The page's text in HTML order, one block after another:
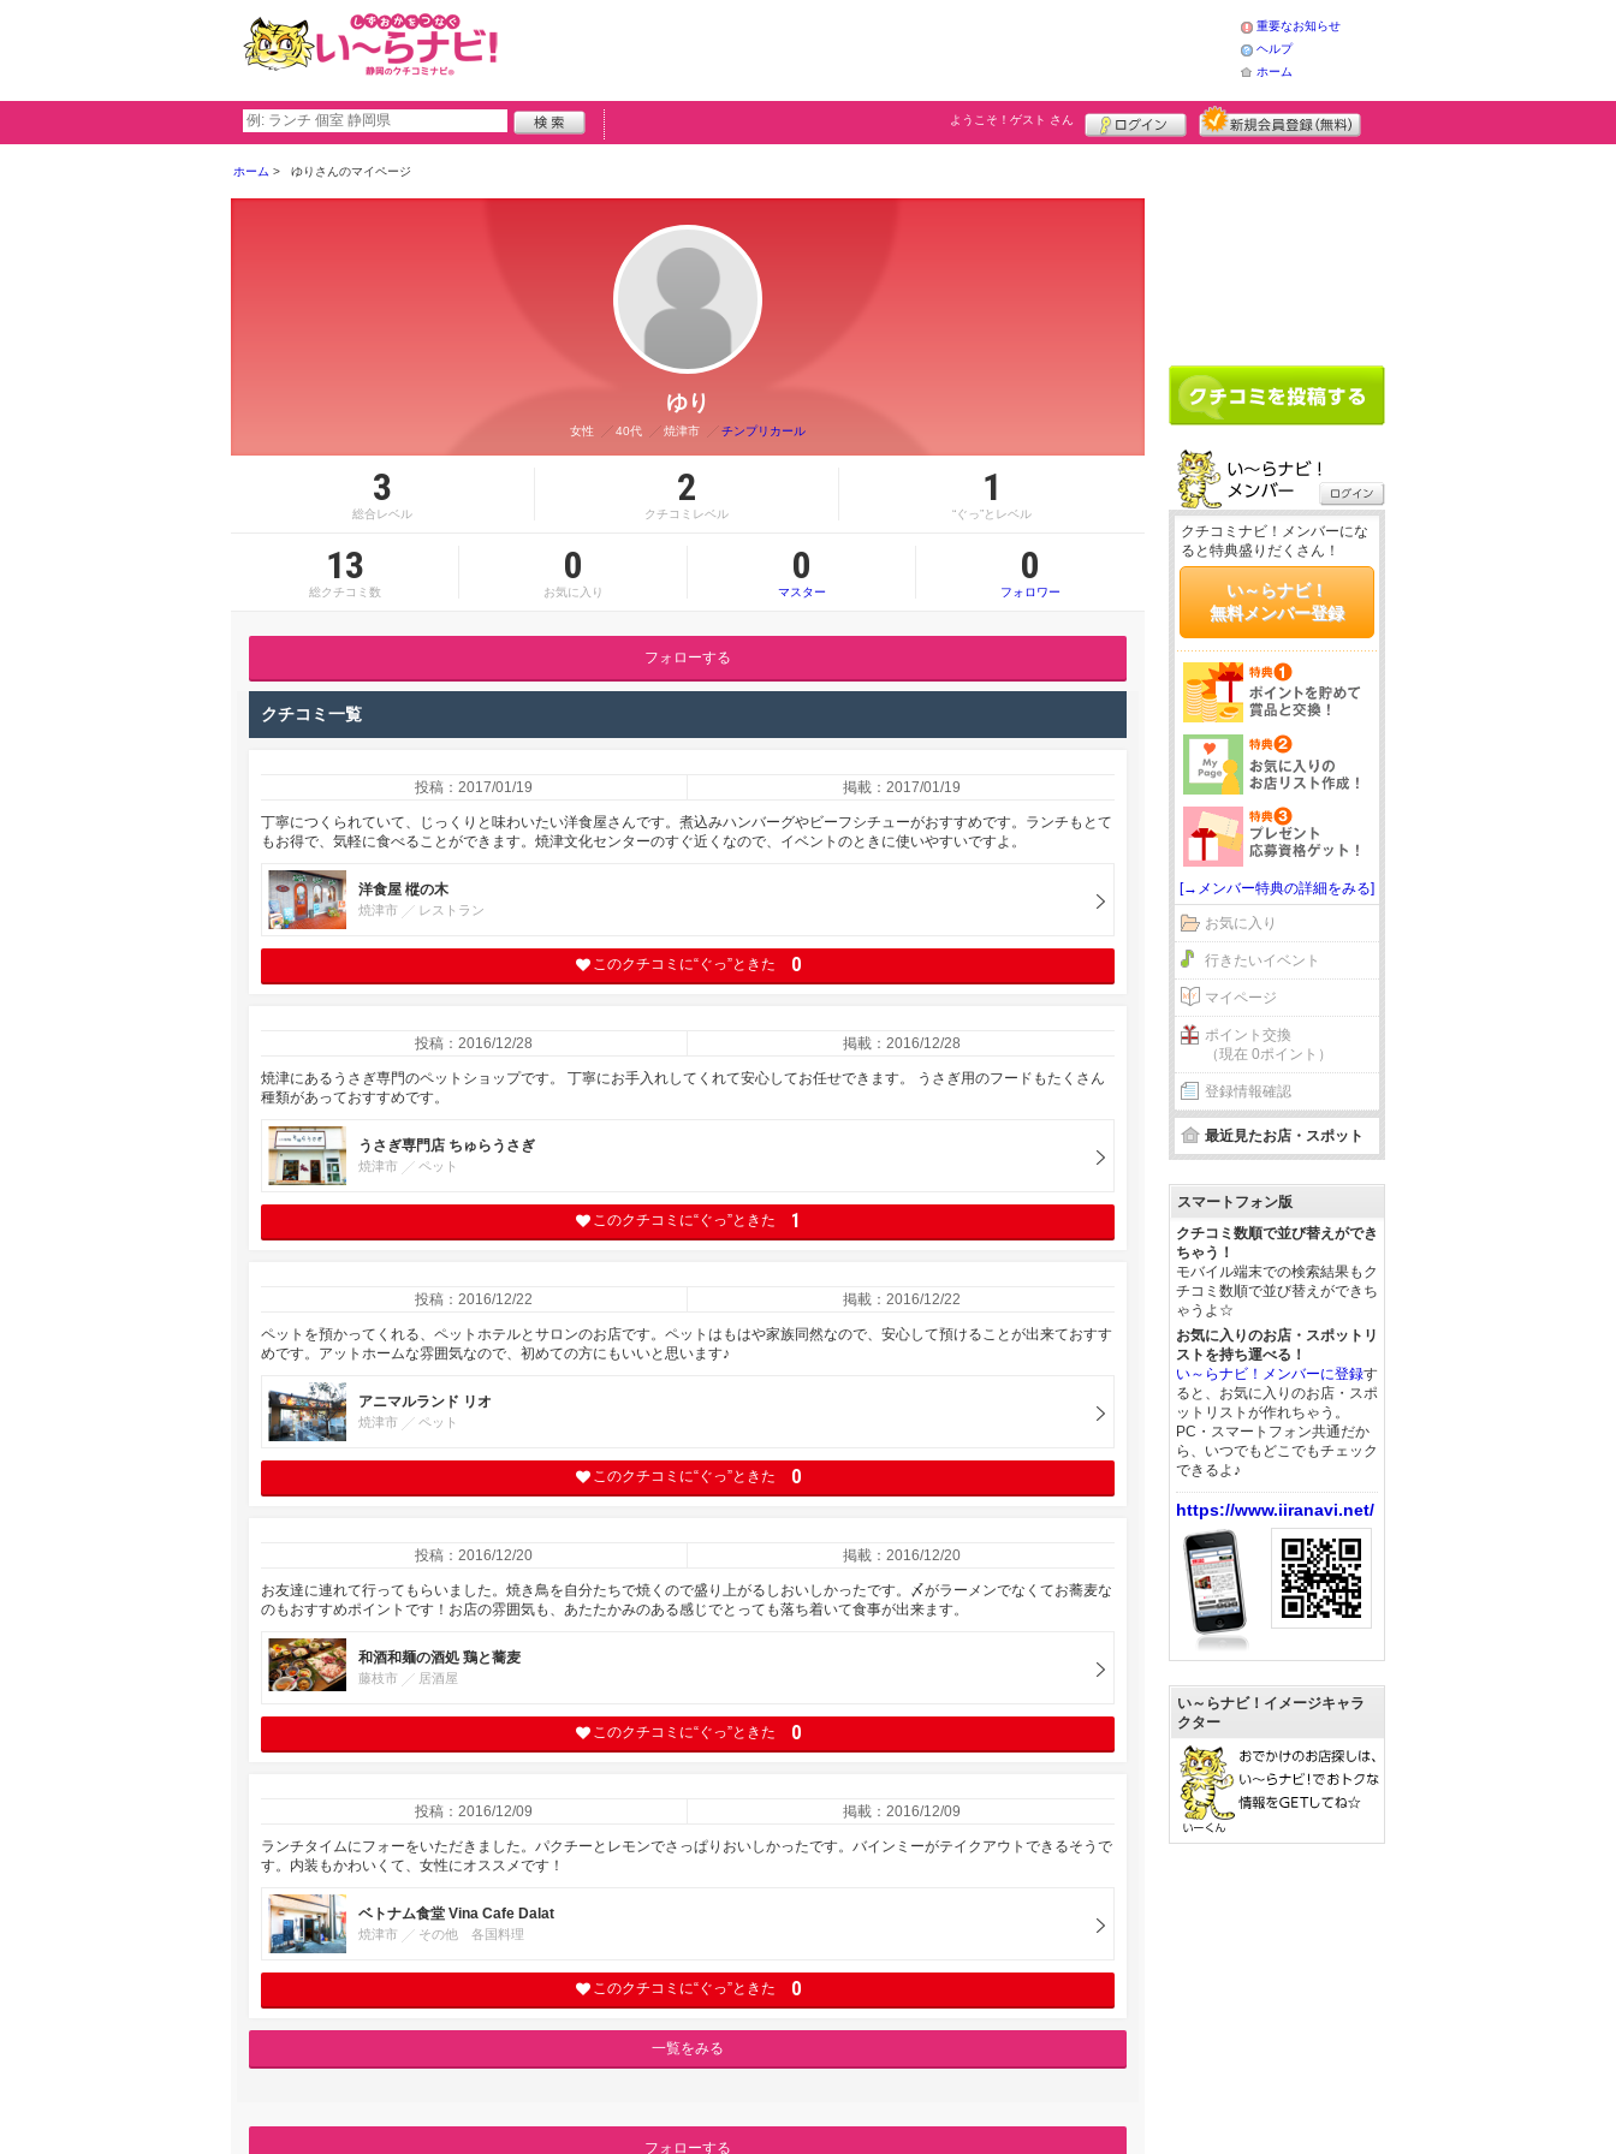
重要なお知らせ
ヘルプ
ホーム
ようこそ！ ゲスト さん
ホーム ゆりさんのマイページ
ゆり
女性 40代 焼津市 チンプリカール
3
総合レベル
2
クチコミレベル
1
“ぐっ”とレベル
13
総クチコミ数
0
お気に入り
0
マスター
0
フォロワー
フォローする
クチコミ一覧
投稿：2017/01/19 掲載：2017/01/19
丁寧につくられていて、じっくりと味わいたい洋食屋さんです。煮込みハンバーグやビーフシチューがおすすめです。ランチもとて
もお得で、気軽に食べることができます。焼津文化センターのすぐ近くなので、イベントのときに使いやすいですよ。
洋食屋 樅の木
焼津市 レストラン
このクチコミに“ぐっ”ときた 0
投稿：2016/12/28 掲載：2016/12/28
焼津にあるうさぎ専門のペットショップです。 丁寧にお手入れしてくれて安心してお任せできます。 うさぎ用のフードもたくさん
種類があっておすすめです。
うさぎ専門店 ちゅらうさぎ
焼津市 ペット
このクチコミに“ぐっ”ときた 1
投稿：2016/12/22 掲載：2016/12/22
ペットを預かってくれる、ペットホテルとサロンのお店です。ペットはもはや家族同然なので、安心して預けることが出来ておすす
めです。アットホームな雰囲気なので、初めての方にもいいと思います♪
アニマルランド リオ
焼津市 ペット
このクチコミに“ぐっ”ときた 0
投稿：2016/12/20 掲載：2016/12/20
お友達に連れて行ってもらいました。焼き鳥を自分たちで焼くので盛り上がるしおいしかったです。〆がラーメンでなくてお蕎麦な
のもおすすめポイントです！お店の雰囲気も、あたたかみのある感じでとっても落ち着いて食事が出来ます。
和酒和麺の酒処 鶏と蕎麦
藤枝市 居酒屋
このクチコミに“ぐっ”ときた 0
投稿：2016/12/09 掲載：2016/12/09
ランチタイムにフォーをいただきました。パクチーとレモンでさっぱりおいしかったです。バインミーがテイクアウトできるそうで
す。内装もかわいくて、女性にオススメです！
ベトナム食堂 Vina Cafe Dalat
焼津市 その他 各国料理
このクチコミに“ぐっ”ときた 0
一覧をみる
フォローする
クチコミナビ！メンバーにな
ると特典盛りだくさん！
い～らナビ！
無料メンバー登録
[→メンバー特典の詳細をみる]
お気に入り
行きたいイベント
マイページ
ポイント交換
（現在 0ポイント）
登録情報確認
最近見たお店・スポット
スマートフォン版
クチコミ数順で並び替えができ
ちゃう！
モバイル端末での検索結果もク
チコミ数順で並び替えができち
ゃうよ☆
お気に入りのお店・スポットリ
ストを持ち運べる！
い～らナビ！メンバーに登録す
ると、お気に入りのお店・スポ
ットリストが作れちゃう。
PC・スマートフォン共通だか
ら、いつでもどこでもチェック
できるよ♪
https://www.iiranavi.net/
い～らナビ！イメージキャラ
クター